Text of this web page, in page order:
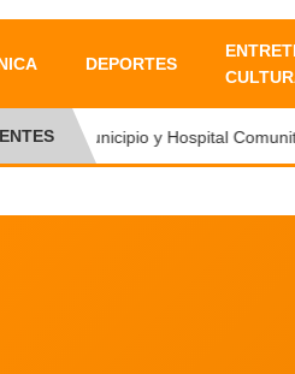
DEPORTES
Municipio y Hospital